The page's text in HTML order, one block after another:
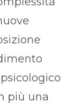
più una